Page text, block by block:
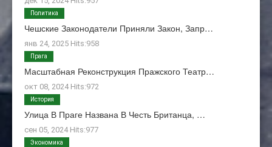
Чешские Законодатели Приняли Закон, Запр…
янв 24, 2025 Hits:958
Политика
Масштабная Реконструкция Пражского Театр…
окт 08, 2024 Hits:972
Прага
Улица В Праге Названа В Честь Британца, …
сен 05, 2024 Hits:977
История
Экономика